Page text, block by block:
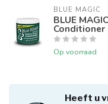
BLUE MAGIC
BLUE
Conditioner
Op voorraad
Heeft u